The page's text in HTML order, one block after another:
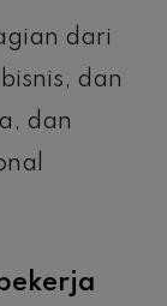
dari
dan
dan